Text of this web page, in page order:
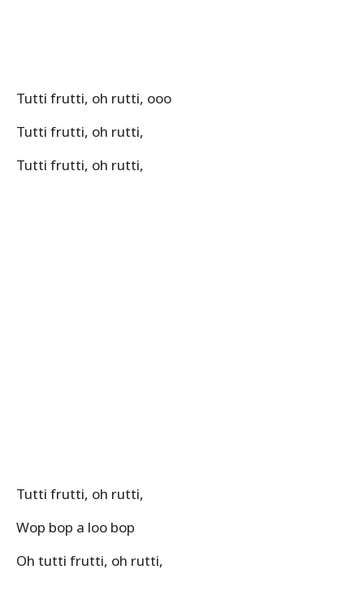
Tutti frutti, oh rutti, ooo
Tutti frutti, oh rutti,
Tutti frutti, oh rutti,
Tutti frutti, oh rutti,
Wop bop a loo bop
Oh tutti frutti, oh rutti,